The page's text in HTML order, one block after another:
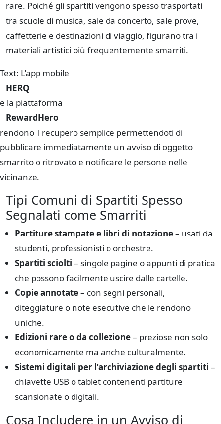
rare. Poiché gli spartiti vengono spesso trasportati
tra scuole di musica, sale da concerto, sale prove,
caffetterie e destinazioni di viaggio, figurano tra i
materiali artistici più frequentemente smarriti.
Text: L’app mobile
HERQ
e la piattaforma
RewardHero
rendono il recupero semplice permettendoti di
pubblicare immediatamente un avviso di oggetto
smarrito o ritrovato e notificare le persone nelle
vicinanze.
Tipi Comuni di Spartiti Spesso
Segnalati come Smarriti
Partiture stampate e libri di notazione– usati da
studenti, professionisti o orchestre.
Spartiti sciolti – singole pagine o appunti di pratica
che possono facilmente uscire dalle cartelle.
Copie annotate– con segni personali,
diteggiature o note esecutive che le rendono
uniche.
Edizioni rare o da collezione– preziose non solo
economicamente ma anche culturalmente.
Sistemi digitali per l’archiviazione degli spartiti –
chiavette USB o tablet contenenti partiture
scansionate o digitali.
Cosa Includere in un Avviso di